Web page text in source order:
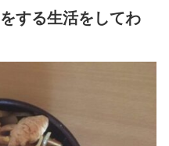
する生活をしてわ